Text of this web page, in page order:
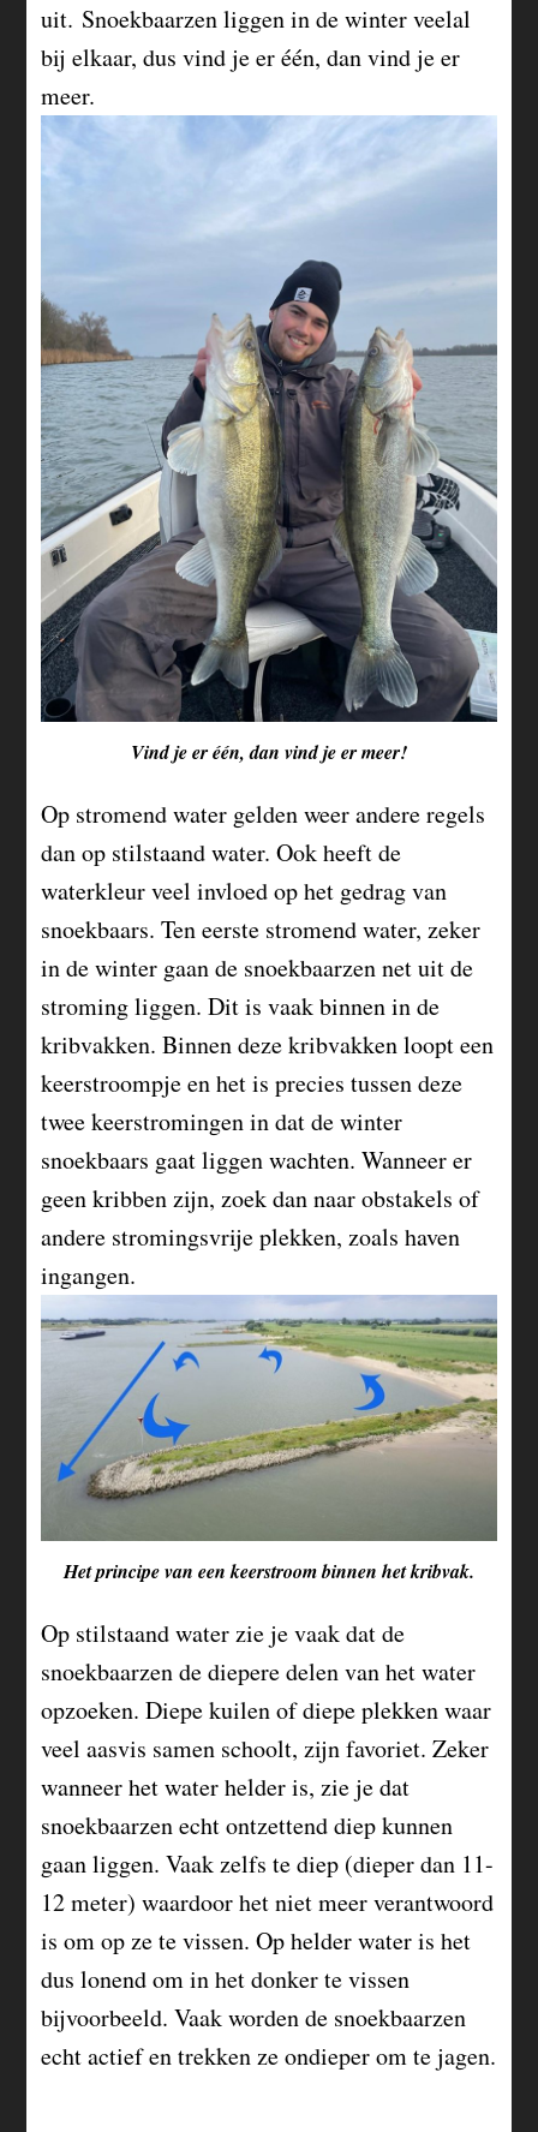
uit. Snoekbaarzen liggen in de winter veelal
bij elkaar, dus vind je er één, dan vind je er
meer.
Vind je er één, dan vind je er meer!
Op stromend water gelden weer andere regels
dan op stilstaand water. Ook heeft de
waterkleur veel invloed op het gedrag van
snoekbaars. Ten eerste stromend water, zeker
in de winter gaan de snoekbaarzen net uit de
stroming liggen. Dit is vaak binnen in de
kribvakken. Binnen deze kribvakken loopt een
keerstroompje en het is precies tussen deze
twee keerstromingen in dat de winter
snoekbaars gaat liggen wachten. Wanneer er
geen kribben zijn, zoek dan naar obstakels of
andere stromingsvrije plekken, zoals haven
ingangen.
Het principe van een keerstroom binnen het kribvak.
Op stilstaand water zie je vaak dat de
snoekbaarzen de diepere delen van het water
opzoeken. Diepe kuilen of diepe plekken waar
veel aasvis samen schoolt, zijn favoriet. Zeker
wanneer het water helder is, zie je dat
snoekbaarzen echt ontzettend diep kunnen
gaan liggen. Vaak zelfs te diep (dieper dan 11-
12 meter) waardoor het niet meer verantwoord
is om op ze te vissen. Op helder water is het
dus lonend om in het donker te vissen
bijvoorbeeld. Vaak worden de snoekbaarzen
echt actief en trekken ze ondieper om te jagen.